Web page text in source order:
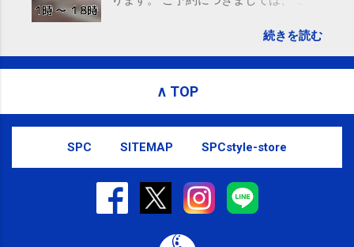
れないことがありますので、ご予約、
お問い合わせはSMS（ショートメッセ
続きを読む
∧ TOP
SPC SITEMAP SPCstyle-store